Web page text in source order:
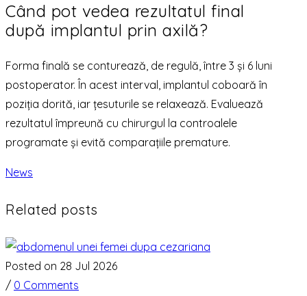
Când pot vedea rezultatul final
după implantul prin axilă?
Forma finală se conturează, de regulă, între 3 și 6 luni
postoperator. În acest interval, implantul coboară în
poziția dorită, iar țesuturile se relaxează. Evaluează
rezultatul împreună cu chirurgul la controalele
programate și evită comparațiile premature.
News
Related posts
Posted on 28 Jul 2026
/ 0 Comments